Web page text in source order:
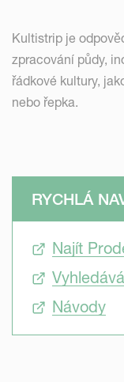
Kultistrip je
zpracování půdy,
řádkové kultury,
nebo řepka.
RYCHLÁ
Najít
Návody